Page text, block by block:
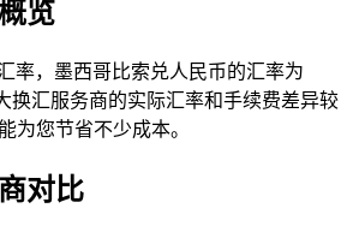
览
率，墨西哥比索兑人民币的汇率为
换汇服务商的实际汇率和手续费差异较
为您节省不少成本。
对比